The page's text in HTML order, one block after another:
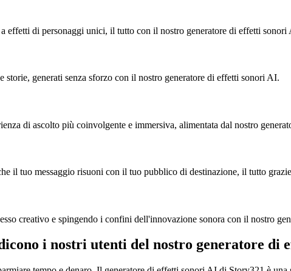
effetti di personaggi unici, il tutto con il nostro generatore di effetti sonori
generati senza sforzo con il nostro generatore di effetti sonori AI.
di ascolto più coinvolgente e immersiva, alimentata dal nostro
il tuo messaggio risuoni con il tuo pubblico di destinazione, il tutto
creativo e spingendo i confini dell'innovazione sonora con il nostro
i nostri utenti del nostro generatore di